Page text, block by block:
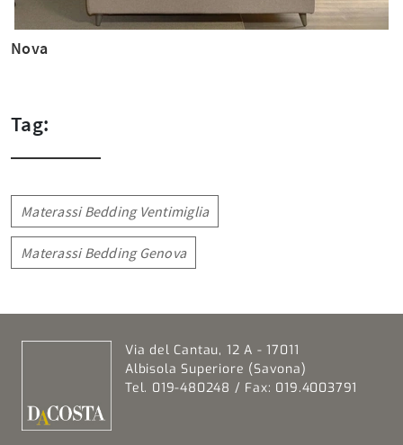
Nova
Tag:
Materassi Bedding Ventimiglia
Materassi Bedding Genova
Via del Cantau, 12 A - 17011
Albisola Superiore (Savona)
Tel. 019-480248 / Fax: 019.4003791